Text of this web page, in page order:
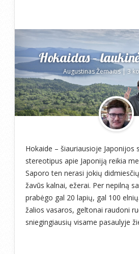
Hokaidas –
Augustinas Žemaitis| 3
Hokaide – šiauriausioje Japonijos
stereotipus apie Japoniją reikia
Saporo ten nerasi jokių
žavūs kalnai, ežerai. Per nepilną
prabėgo gal 20 lapių, gal 100
žalios vasaros, geltonai raudoni
sniegingiausių visame pasaulyje